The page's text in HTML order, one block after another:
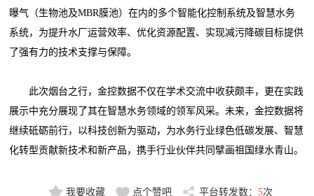
曝气（生物池及MBR膜池）在内的多个智能化控制系统及智慧水务
系统，为提升水厂运营效率、优化资源配置、实现减污降碳目标提供
了强有力的技术支撑与保障。
此次烟台之行，金控数据不仅在学术交流中收获颇丰，更在实践
展示中充分展现了其在智慧水务领域的领军风采。未来，金控数据将
继续砥砺前行，以科技创新为驱动，为水务行业绿色低碳发展、智慧
化转型贡献新技术和新产品，携手行业伙伴共同擘画祖国绿水青山。
我要收藏 点个赞吧 平台转发数： 5次